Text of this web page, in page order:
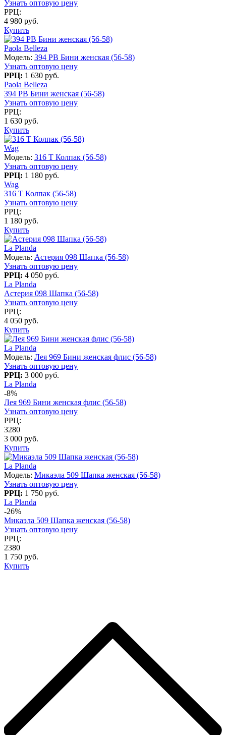
Узнать оптовую цену
РРЦ:
4 980 руб.
Купить
Paola Belleza
Модель: 394 PB Бини женская (56-58)
Узнать оптовую цену
РРЦ: 1 630 руб.
Paola Belleza
394 PB Бини женская (56-58)
Узнать оптовую цену
РРЦ:
1 630 руб.
Купить
Wag
Модель: 316 T Колпак (56-58)
Узнать оптовую цену
РРЦ: 1 180 руб.
Wag
316 T Колпак (56-58)
Узнать оптовую цену
РРЦ:
1 180 руб.
Купить
La Planda
Модель: Астерия 098 Шапка (56-58)
Узнать оптовую цену
РРЦ: 4 050 руб.
La Planda
Астерия 098 Шапка (56-58)
Узнать оптовую цену
РРЦ:
4 050 руб.
Купить
La Planda
Модель: Лея 969 Бини женская флис (56-58)
Узнать оптовую цену
РРЦ: 3 000 руб.
La Planda
-8%
Лея 969 Бини женская флис (56-58)
Узнать оптовую цену
РРЦ:
3280
3 000 руб.
Купить
La Planda
Модель: Микаэла 509 Шапка женская (56-58)
Узнать оптовую цену
РРЦ: 1 750 руб.
La Planda
-26%
Микаэла 509 Шапка женская (56-58)
Узнать оптовую цену
РРЦ:
2380
1 750 руб.
Купить